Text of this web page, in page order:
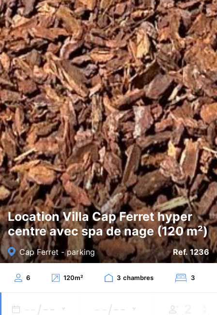
Location Villa Cap Ferret hyper
centre avec spa de nage (120 m²)
Cap Ferret - parking Ref. 1236
6 120m² 3 chambres 3
/-- /--